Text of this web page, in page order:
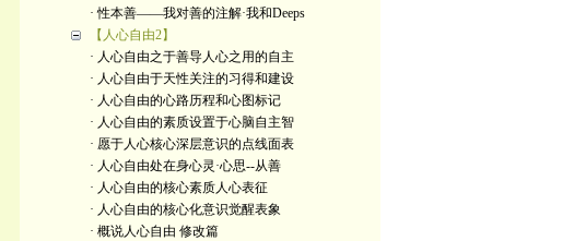
· 性本善——我对善的注解·我和Deeps
【人心自由2】
· 人心自由之于善导人心之用的自主
· 人心自由于天性关注的习得和建设
· 人心自由的心路历程和心图标记
· 人心自由的素质设置于心脑自主智
· 愿于人心核心深层意识的点线面表
· 人心自由处在身心灵·心思--从善
· 人心自由的核心素质人心表征
· 人心自由的核心化意识觉醒表象
· 概说人心自由 修改篇